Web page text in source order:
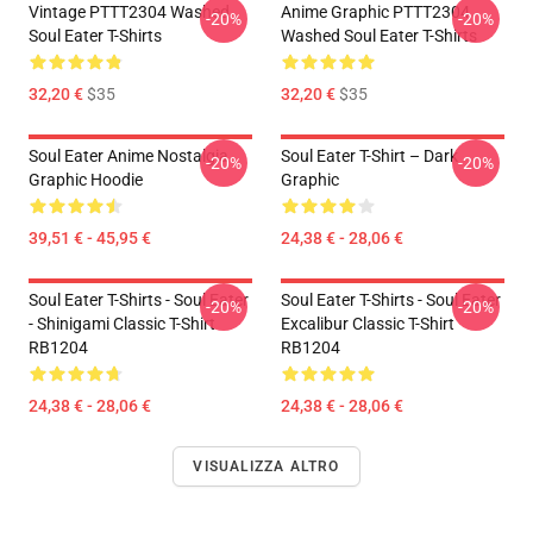
Vintage PTTT2304 Washed
Soul Eater T-Shirts
32,20 €$35
-20%
Anime Graphic PTTT2304
Washed Soul Eater T-Shirts
32,20 €$35
-20%
Soul Eater Anime Nostalgia
Graphic Hoodie
39,51 € - 45,95 €
-20%
Soul Eater T-Shirt – Dark
Graphic
24,38 € - 28,06 €
-20%
Soul Eater T-Shirts - Soul Eater
- Shinigami Classic T-Shirt
RB1204
24,38 € - 28,06 €
-20%
Soul Eater T-Shirts - Soul Eater
Excalibur Classic T-Shirt
RB1204
24,38 € - 28,06 €
-20%
VISUALIZZA ALTRO